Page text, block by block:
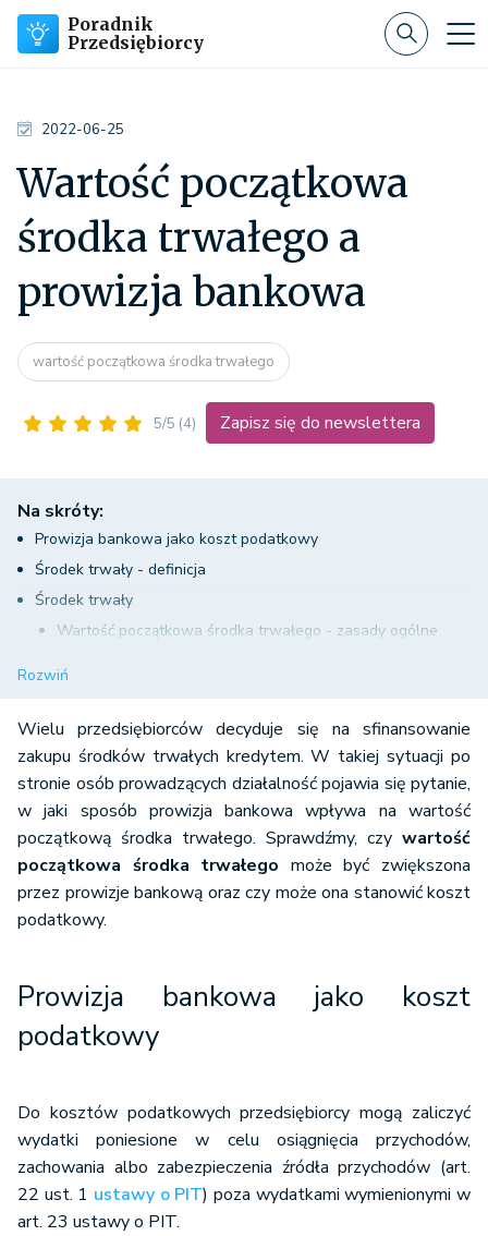
Poradnik
Przedsiębiorcy
2022-06-25
Wartość początkowa
środka trwałego a
prowizja bankowa
wartość początkowa środka trwałego
5/5 (4) Zapisz się do newslettera
Na skróty:
Prowizja bankowa jako koszt podatkowy
Środek trwały - definicja
Środek trwały
Wartość początkowa środka trwałego - zasady ogólne
Amortyzacja środka trwałego
Prowizja bankowa środka trwałego w systemie wFirma.pl
Rozwiń
Wielu przedsiębiorców decyduje się na sfinansowanie
zakupu środków trwałych kredytem. W takiej sytuacji po
stronie osób prowadzących działalność pojawia się pytanie,
w jaki sposób prowizja bankowa wpływa na wartość
początkową środka trwałego. Sprawdźmy, czy wartość
początkowa środka trwałego może być zwiększona
przez prowizje bankową oraz czy może ona stanowić koszt
podatkowy.
Prowizja bankowa jako koszt
podatkowy
Do kosztów podatkowych przedsiębiorcy mogą zaliczyć
wydatki poniesione w celu osiągnięcia przychodów,
zachowania albo zabezpieczenia źródła przychodów (art.
22 ust. 1 ustawy o PIT) poza wydatkami wymienionymi w
art. 23 ustawy o PIT.